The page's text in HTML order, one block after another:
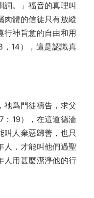
詞。」福音的真理叫
肉體的信徒只有放縱
行神旨意的自由和用
14），這是認識真
祂爲門徒禱告，求父
：19），在這道德淪
叫人棄惡歸善，也只
人，才能叫他們過聖
人用甚麼潔淨他的行